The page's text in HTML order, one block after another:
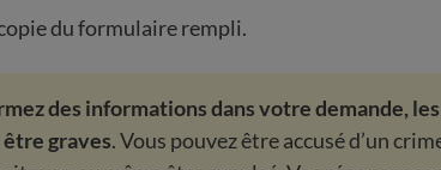
du formulaire rempli.
des informations dans votre demande, les
graves. Vous pouvez être accusé d’un